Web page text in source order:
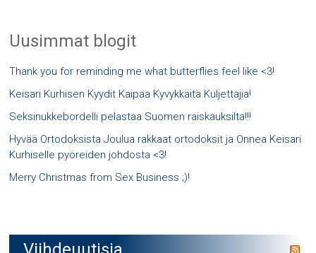
Uusimmat blogit
Thank you for reminding me what butterflies feel like <3!
Keisari Kurhisen Kyydit Kaipaa Kyvykkäitä Kuljettajia!
Seksinukkebordelli pelastaa Suomen raiskauksilta!!!
Hyvää Ortodoksista Joulua rakkaat ortodoksit ja Onnea Keisari
Kurhiselle pyöreiden johdosta <3!
Merry Christmas from Sex Business ;)!